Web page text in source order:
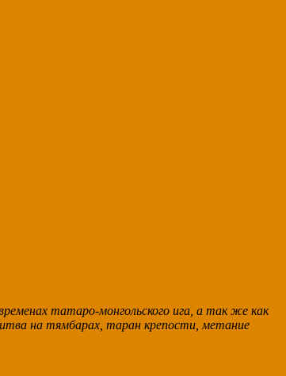
татаро-монгольского ига, а так же как
на тямбарах, таран крепости, метание